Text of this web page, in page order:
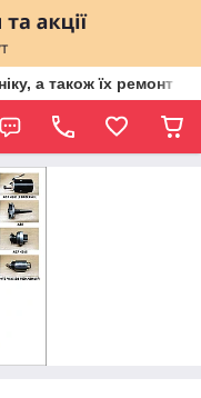
а також їх ремонт